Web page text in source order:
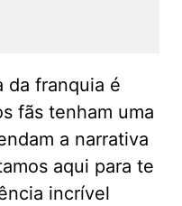
da franquia é
fãs tenham uma
a narrativa
aqui para te
incrível